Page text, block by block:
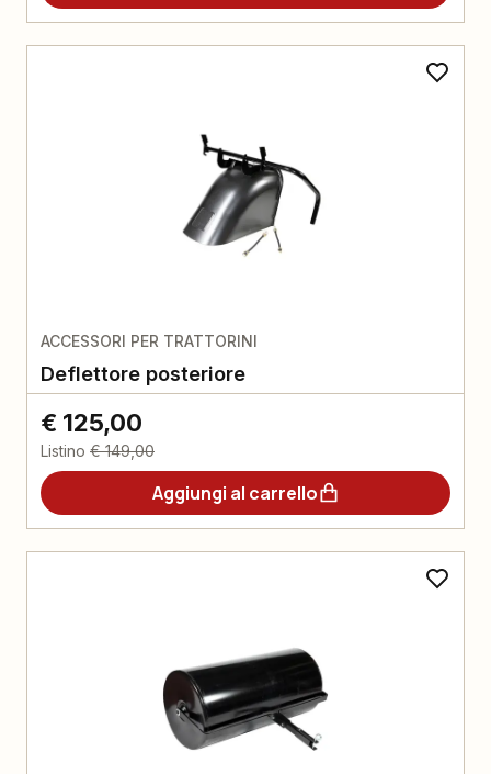
ACCESSORI PER TRATTORINI
Deflettore posteriore
€ 125,00
Listino € 149,00
Aggiungi al carrello